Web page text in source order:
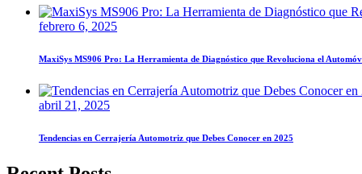
febrero 6, 2025
MaxiSys MS906 Pro: La Herramienta de Diagnóstico que Revoluciona el
abril 21, 2025
Tendencias en Cerrajería Automotriz que Debes Conocer en 2025